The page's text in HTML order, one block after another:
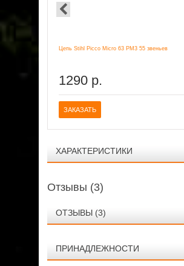
Цепь Stihl Picco Micro 63 PM3 55 звеньев
1290 р.
ЗАКАЗАТЬ
ХАРАКТЕРИСТИКИ
Технические данные
Отзывы (3)
ОТЗЫВЫ (3)
ПРИНАДЛЕЖНОСТИ